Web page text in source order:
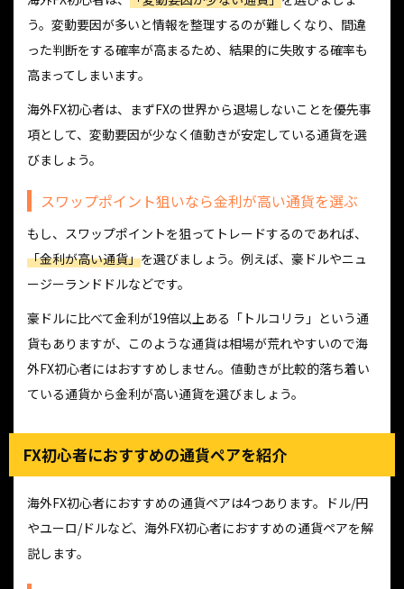
う。変動要因が多いと情報を整理するのが難しくなり、間違
った判断をする確率が高まるため、結果的に失敗する確率も
高まってしまいます。
海外FX初心者は、まずFXの世界から退場しないことを優先事
項として、変動要因が少なく値動きが安定している通貨を選
びましょう。
スワップポイント狙いなら金利が高い通貨を選ぶ
もし、スワップポイントを狙ってトレードするのであれば、
「金利が高い通貨」を選びましょう。例えば、豪ドルやニュ
ージーランドドルなどです。
豪ドルに比べて金利が19倍以上ある「トルコリラ」という通
貨もありますが、このような通貨は相場が荒れやすいので海
外FX初心者にはおすすめしません。値動きが比較的落ち着い
ている通貨から金利が高い通貨を選びましょう。
FX初心者におすすめの通貨ペアを紹介
海外FX初心者におすすめの通貨ペアは4つあります。ドル/円
やユーロ/ドルなど、海外FX初心者におすすめの通貨ペアを解
説します。